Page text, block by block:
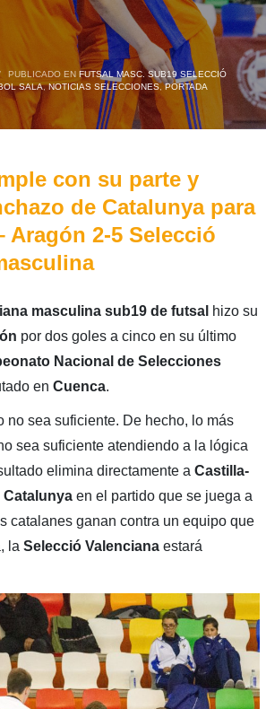
PUBLICADO EN FUTSAL MASC. SUB19 SELECCIÓ
SALA,NOTICIAS SELECCIONES,PORTADA
con su parte y
de Catalunya para
Aragón 2-5 Selecció
masculina sub19 de futsal hizo su
por dos goles a cinco en su último
Nacional de Selecciones
en Cuenca.
no sea suficiente. De hecho, lo más
sea suficiente atendiendo a la lógica
elimina directamente a Castilla-
Catalunyaen el partido que se juega a
catalanes ganan contra un equipo que
la Selecció Valencianaestará